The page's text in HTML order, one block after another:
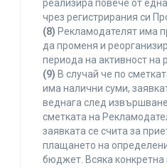
реализира повече от
чрез регистрирания си
(8) Рекламодателят има
да променя и
периода на активност на
(9) В случай че по
има налични суми,
веднага след
сметката на
заявката се счита за
плащането на
бюджет. Всяка конкретна